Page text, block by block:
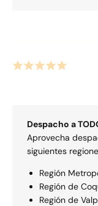
Despacho a
Aprovecha
siguientes
Región
Región de
Región de